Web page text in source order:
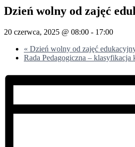
Dzień wolny od zajęć
20 czerwca, 2025 @ 08:00 - 17:00
« Dzień wolny od zajęć
Rada Pedagogiczna – klasyfikacja